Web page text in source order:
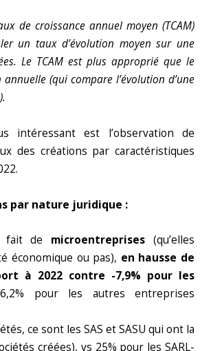
de croissance annuel moyen (TCAM)
un taux d’évolution moyen sur une
Le TCAM est plus approprié que le
(qui compare l’évolution d’une
intéressant est l’observation de
des créations par caractéristiques
par nature juridique :
fait de microentreprises (qu’elles
économique ou pas), en hausse de
à 2022 contre -7,9% pour les
pour les autres entreprises
ce sont les SAS et SASU qui ont la
créées), vs 25% pour les SARL-